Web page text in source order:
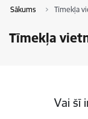
Sākums Tīmekļa
Tīmekļa
Vai šī